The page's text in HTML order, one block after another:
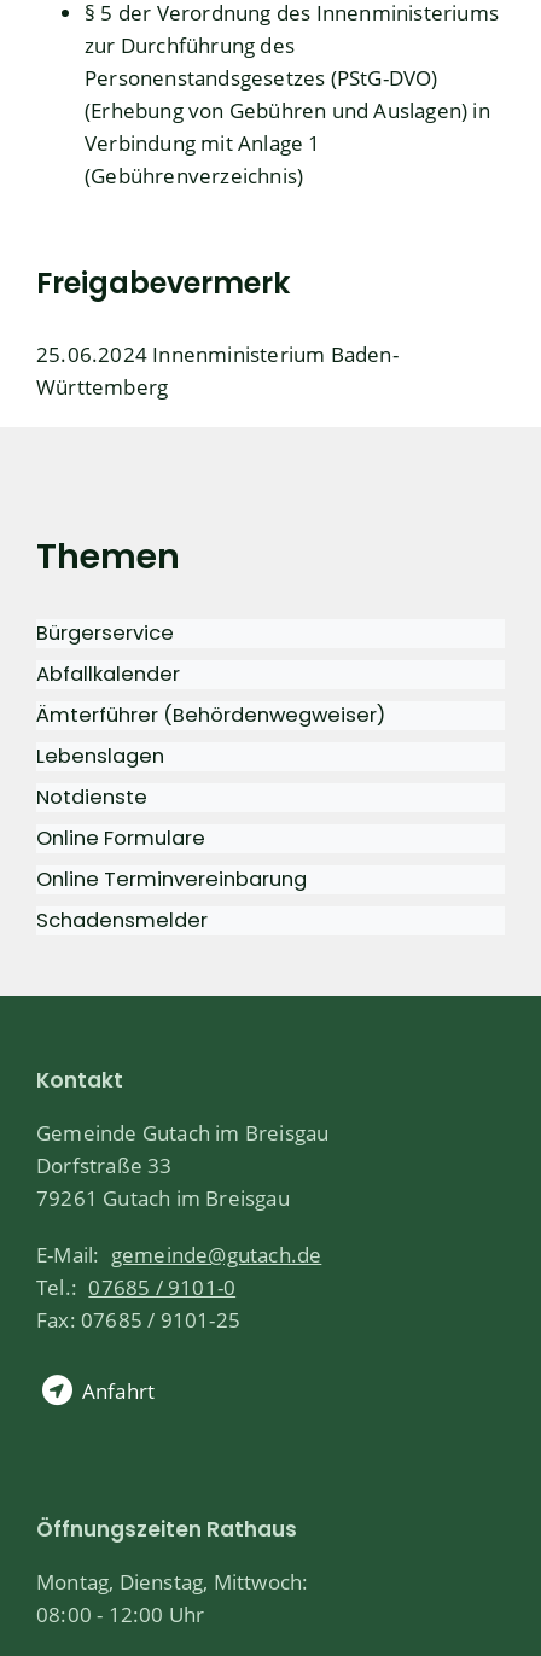
§ 5 der Verordnung des Innenministeriums
zur Durchführung des
Personenstandsgesetzes (PStG-DVO)
(Erhebung von Gebühren und Auslagen) in
Verbindung mitAnlage 1
(Gebührenverzeichnis)
Freigabevermerk
25.06.2024 Innenministerium Baden-
Württemberg
Themen
Bürgerservice
Abfallkalender
Ämterführer (Behördenwegweiser)
Lebenslagen
Notdienste
Online Formulare
Online Terminvereinbarung
Schadensmelder
Kontakt
Gemeinde Gutach im Breisgau
Dorfstraße 33
79261 Gutach im Breisgau
E-Mail: gemeinde@gutach.de
Tel.: 07685 / 9101-0
Fax: 07685 / 9101-25
Anfahrt
Öffnungszeiten Rathaus
Montag, Dienstag, Mittwoch:
08:00 - 12:00 Uhr